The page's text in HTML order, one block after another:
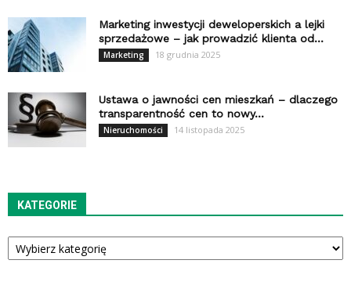
Marketing inwestycji deweloperskich a lejki
sprzedażowe – jak prowadzić klienta od...
Marketing 18 grudnia 2025
Ustawa o jawności cen mieszkań – dlaczego
transparentność cen to nowy...
Nieruchomości 14 listopada 2025
KATEGORIE
Kategorie